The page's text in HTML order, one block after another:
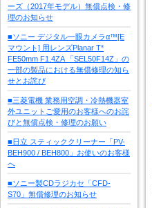
ーズ（2017年モデル）無償点検・修
理のお知らせ
■ソニー デジタル一眼カメラα™[E
マウント] 用レンズPlanar T*
FE50mm F1.4ZA 「SEL50F14Z」の
一部の製品における無償修理の知ら
せとお詫び
■三菱電機 業務用空調・冷熱機器室
外ユニットご愛用のお客様へのお詫
びと無償点検・修理のお願い
■日立 スティッククリーナー「PV-
BEH900 / BEH800」お使いのお客様
へ
■ソニー製CDラジカセ「CFD-
S70」無償修理のお知らせ